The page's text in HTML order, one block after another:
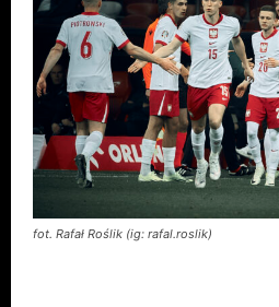
fot. Rafał Roślik (ig: rafal.roslik)